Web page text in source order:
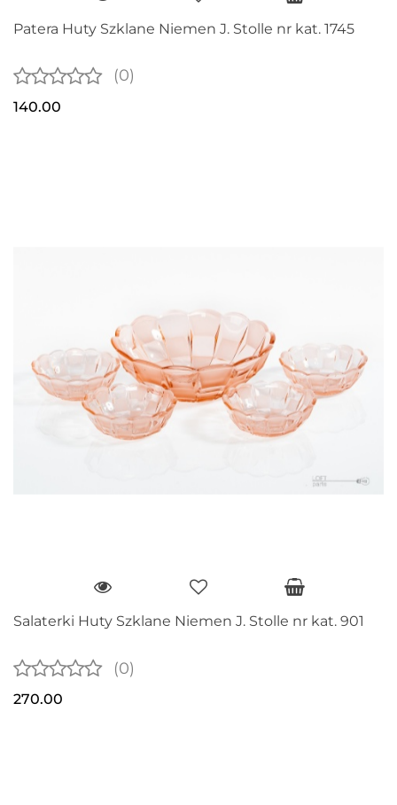
Patera Huty Szklane Niemen J. Stolle nr kat. 1745
(0)
140.00
Salaterki Huty Szklane Niemen J. Stolle nr kat. 901
(0)
270.00